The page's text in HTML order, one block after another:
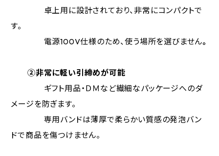
卓上用に設計されており、非常にコンパクトで
す。
電源100V仕様のため、使う場所を選びません。
②非常に軽い引締めが可能
ギフト用品・ＤＭなど繊細なパッケージへのダ
メージを防ぎます。
専用バンドは薄厚で柔らかい質感の発泡バン
ドで商品を傷つけません。